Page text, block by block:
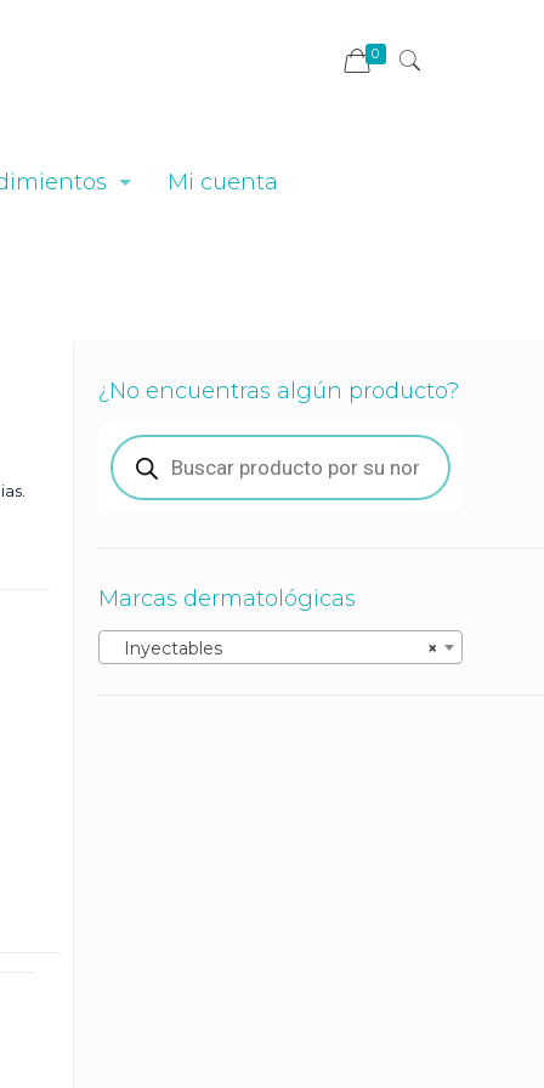
Mi cuenta
0
¿No encuentras algún producto?
Búsqueda
de
productos
Marcas dermatológicas
×
Inyectables